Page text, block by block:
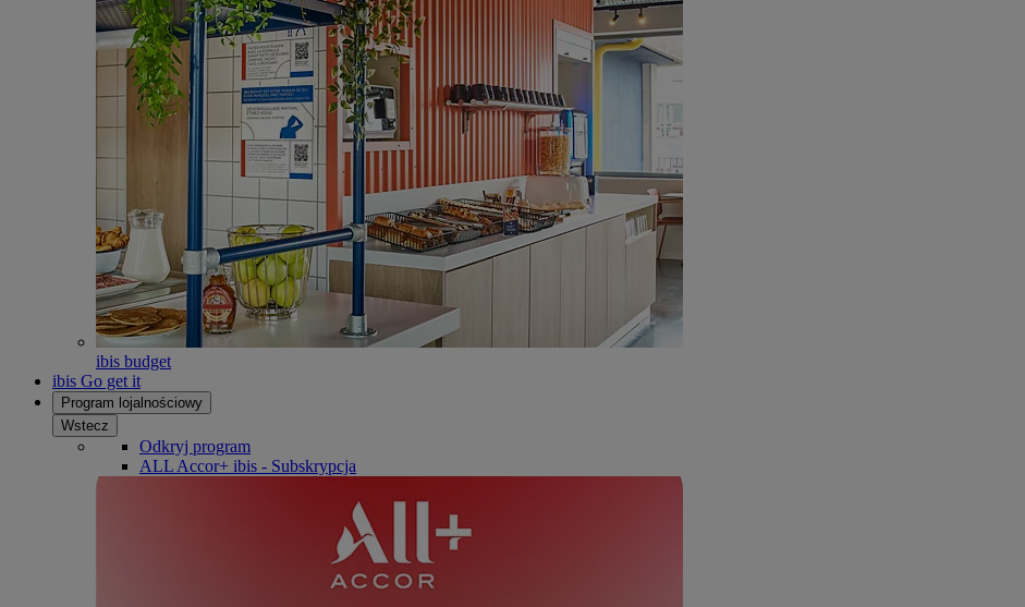
ibis budget
ibis Go get it
Program lojalnościowy
Wstecz
Odkryj program
ALL Accor+ ibis - Subskrypcja